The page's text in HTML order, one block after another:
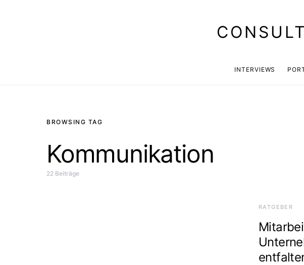
INTERVIEWS
BROWSING TAG
Kommunikation
22 Beiträge
RATGEBER